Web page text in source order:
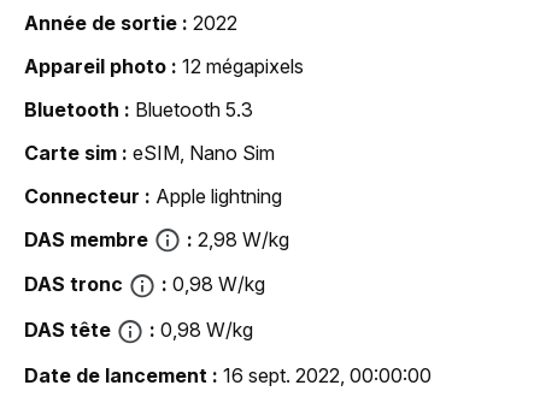
Année de sortie
2022
Appareil photo
12 mégapixels
Bluetooth
Bluetooth 5.3
Carte sim
eSIM, Nano Sim
Connecteur
Apple lightning
DAS membre
2,98 W/kg
DAS tronc
0,98 W/kg
DAS tête
0,98 W/kg
Date de lancement
16 sept. 2022, 00:00:00